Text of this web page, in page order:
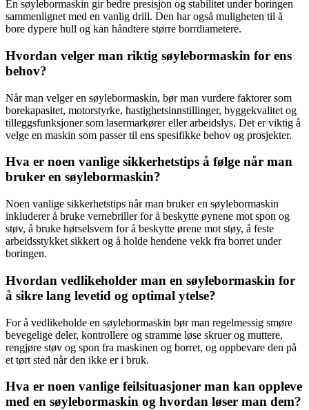
En søylebormaskin gir bedre presisjon og stabilitet under boringen
sammenlignet med en vanlig drill. Den har også muligheten til å
bore dypere hull og kan håndtere større borrdiametere.
Hvordan velger man riktig søylebormaskin for ens
behov?
Når man velger en søylebormaskin, bør man vurdere faktorer som
borekapasitet, motorstyrke, hastighetsinnstillinger, byggekvalitet og
tilleggsfunksjoner som lasermarkører eller arbeidslys. Det er viktig å
velge en maskin som passer til ens spesifikke behov og prosjekter.
Hva er noen vanlige sikkerhetstips å følge når man
bruker en søylebormaskin?
Noen vanlige sikkerhetstips når man bruker en søylebormaskin
inkluderer å bruke vernebriller for å beskytte øynene mot spon og
støv, å bruke hørselsvern for å beskytte ørene mot støy, å feste
arbeidsstykket sikkert og å holde hendene vekk fra borret under
boringen.
Hvordan vedlikeholder man en søylebormaskin for
å sikre lang levetid og optimal ytelse?
For å vedlikeholde en søylebormaskin bør man regelmessig smøre
bevegelige deler, kontrollere og stramme løse skruer og muttere,
rengjøre støv og spon fra maskinen og borret, og oppbevare den på
et tørt sted når den ikke er i bruk.
Hva er noen vanlige feilsituasjoner man kan oppleve
med en søylebormaskin og hvordan løser man dem?